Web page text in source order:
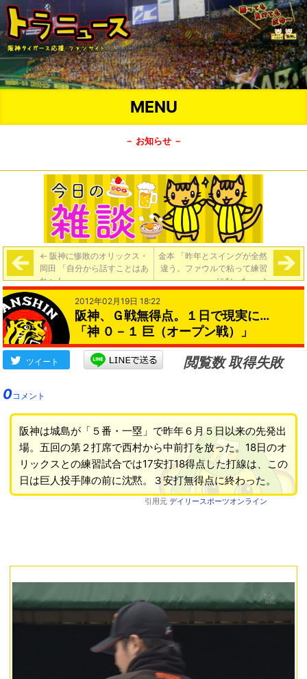
MENU
－ お知らせ －
← 阪神に惨敗のオリックス・
岡田 「自分から話すことはあ
れへん」
金本 「昨年とスイングが全然
違う。ファウルで粘って練習
になった」→
2012年02月19日 18:22
阪神、Ｇ戦無得点。１日で現実に…
「神 ０－１ 巨（オープン戦）」
ツイート
閲覧数 取得失敗
0コメント
阪神は城島が「５番・一塁」で昨年６月５日以来の先発出
場。五回の第２打席で西村から中前打を放った。18日のオ
リックスとの練習試合では17安打18得点した打線は、この
日は巨人投手陣の前に沈黙。３安打無得点に終わった。
引用元 デイリースポーツオンライン